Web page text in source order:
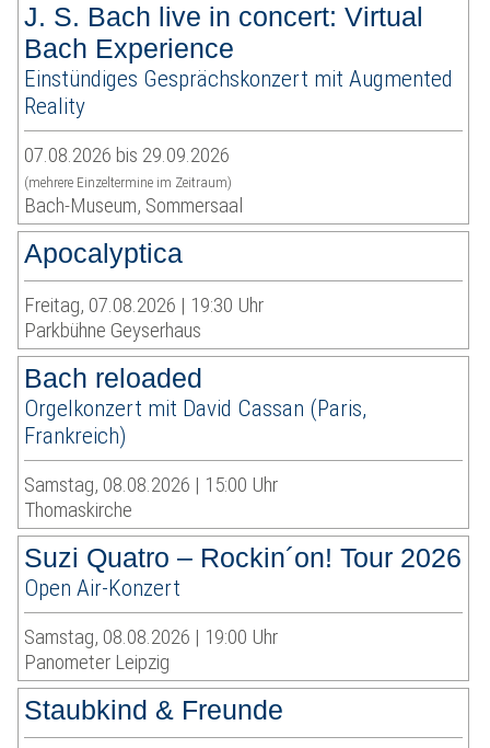
J. S. Bach live in concert: Virtual
Bach Experience
Einstündiges Gesprächskonzert mit Augmented
Reality
07.08.2026 bis 29.09.2026
(mehrere Einzeltermine im Zeitraum)
Bach-Museum, Sommersaal
Apocalyptica
Freitag, 07.08.2026 | 19:30 Uhr
Parkbühne Geyserhaus
Bach reloaded
Orgelkonzert mit David Cassan (Paris,
Frankreich)
Samstag, 08.08.2026 | 15:00 Uhr
Thomaskirche
Suzi Quatro – Rockin´on! Tour 2026
Open Air-Konzert
Samstag, 08.08.2026 | 19:00 Uhr
Panometer Leipzig
Staubkind & Freunde